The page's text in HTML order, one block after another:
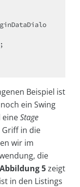
Beispiel ist
ein Swing
eineStage
in die
wir im
die
Abbildung 5zeigt
in den Listings